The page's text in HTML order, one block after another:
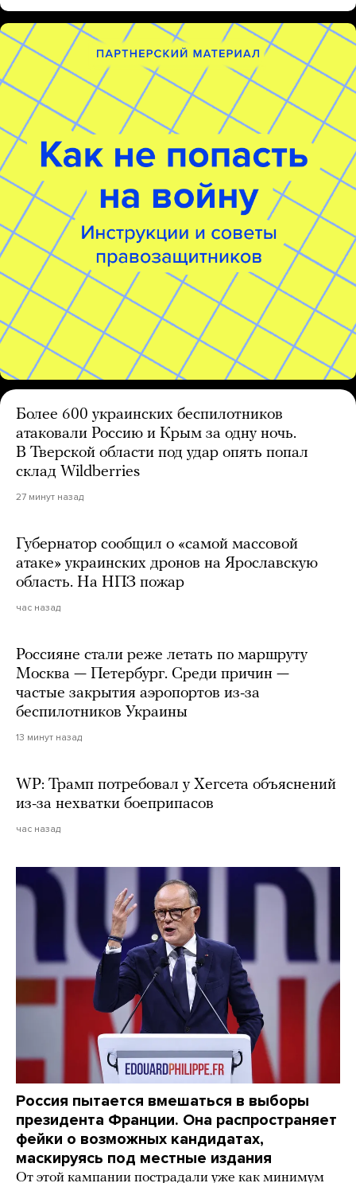
Более 600 украинских беспилотников
атаковали Россию и Крым за одну ночь.
В Тверской области под удар опять попал
склад Wildberries
27 минут назад
Губернатор сообщил о «самой массовой
атаке» украинских дронов на Ярославскую
область. На НПЗ пожар
час назад
Россияне стали реже летать по маршруту
Москва — Петербург. Среди причин —
частые закрытия аэропортов из-за
беспилотников Украины
13 минут назад
WP: Трамп потребовал у Хегсета объяснений
из-за нехватки боеприпасов
час назад
Россия пытается вмешаться в выборы
президента Франции. Она распространяет
фейки о возможных кандидатах,
маскируясь под местные издания
От этой кампании пострадали уже как минимум